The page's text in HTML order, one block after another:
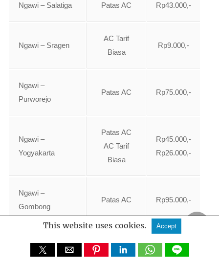
Ngawi – Salatiga Patas AC Rp43.000,-
Ngawi – Sragen
AC Tarif
Biasa
Rp9.000,-
Ngawi –
Purworejo
Patas AC Rp75.000,-
Ngawi –
Yogyakarta
Patas AC
AC Tarif
Biasa
Rp45.000,-
Rp26.000,-
Ngawi –
Gombong
Patas AC Rp95.000,-
Ngawi – Solo
AC Tarif
Rp30.000,-
This website uses cookies. Accept